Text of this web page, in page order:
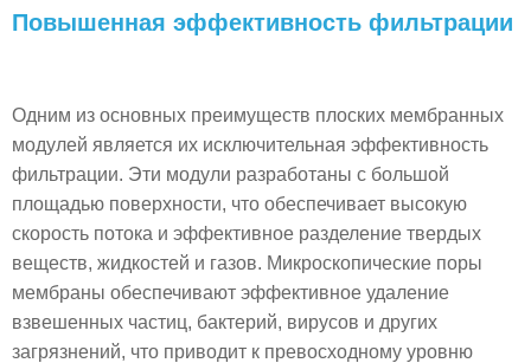
Повышенная эффективность фильтрации
Одним из основных преимуществ плоских мембранных
модулей является их исключительная эффективность
фильтрации. Эти модули разработаны с большой
площадью поверхности, что обеспечивает высокую
скорость потока и эффективное разделение твердых
веществ, жидкостей и газов. Микроскопические поры
мембраны обеспечивают эффективное удаление
взвешенных частиц, бактерий, вирусов и других
загрязнений, что приводит к превосходному уровню